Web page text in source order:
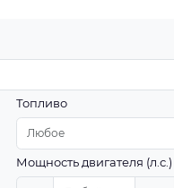
Топливо
Мощность двигателя (л.с.)